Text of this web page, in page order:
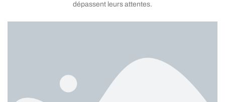
dépassent leurs attentes.